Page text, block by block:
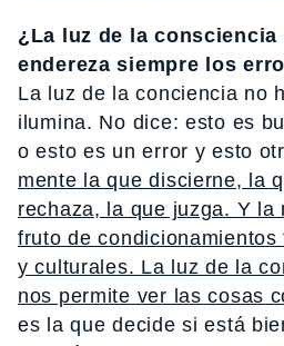
¿La luz de la
endereza siempre los
La luz de la conciencia no
ilumina. No dice: esto es
o esto es un error y esto
mente la que discierne, la
rechaza, la que juzga. Y la
fruto de
y culturales. La luz de la
nos permite ver las cosas
es la que decide si está